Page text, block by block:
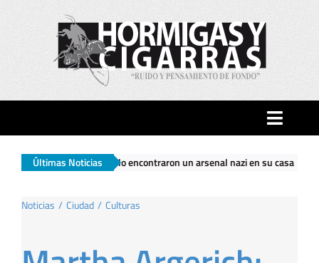
Toggle
Inicio
Ciudad
Actualidad
Últimas Noticias
trasladarlo encontraron un arsenal nazi en su casa | El Gobierno
Noticias Ciudad Culturas